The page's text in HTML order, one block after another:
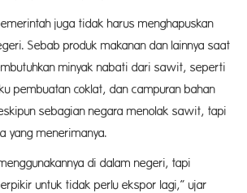
juga tidak harus menghapuskan
Sebab produk makanan dan lainnya saat
minyak nabati dari sawit, seperti
pembuatan coklat, dan campuran bahan
sebagian negara menolak sawit, tapi
yang menerimanya.
di dalam negeri, tapi
untuk tidak perlu ekspor lagi,” ujar